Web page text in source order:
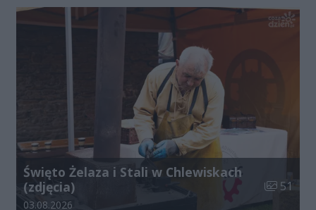
Święto Żelaza i Stali w Chlewiskach
(zdjęcia)
Liczba
51
Data dodania galerii:
03.08.2026